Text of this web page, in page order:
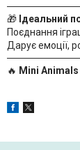
🎁 Ідеальний
Поєднання
Дарує емоції,
🔥 Mini